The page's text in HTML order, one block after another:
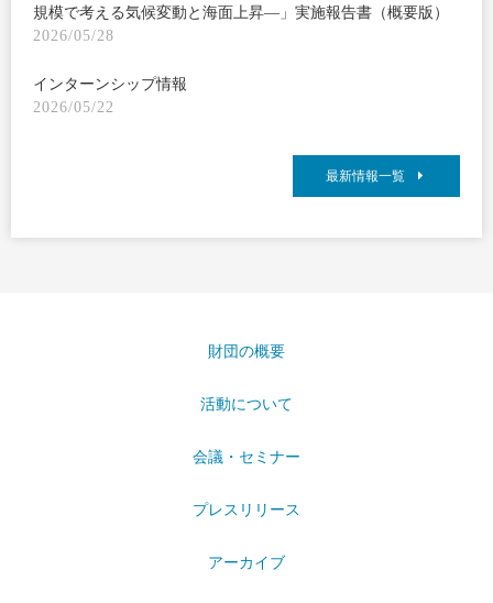
規模で考える気候変動と海面上昇―」実施報告書（概要版）
2026/05/28
インターンシップ情報
2026/05/22
最新情報一覧
財団の概要
活動について
会議・セミナー
プレスリリース
アーカイブ